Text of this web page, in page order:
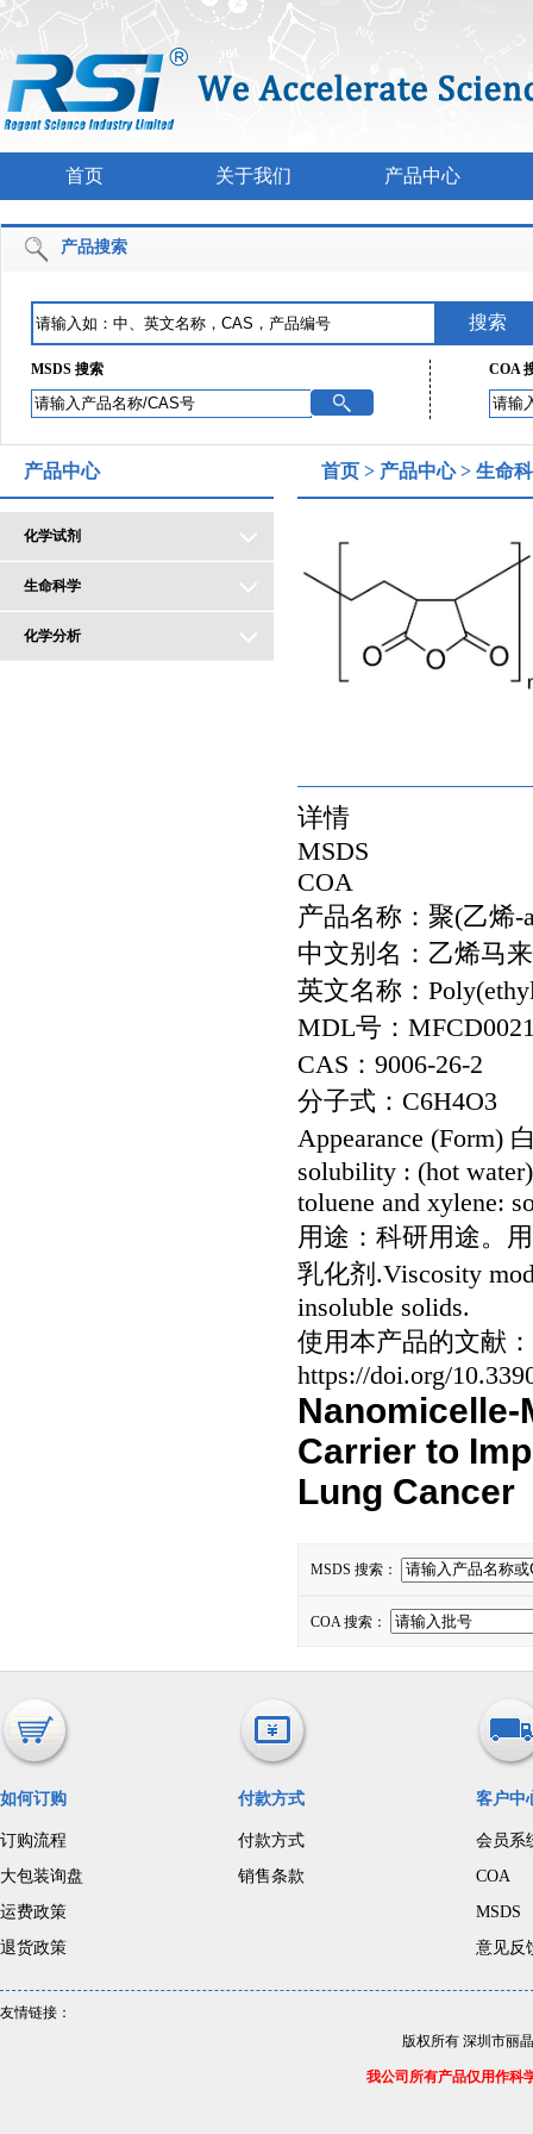
首页 关于我们 产品中心
产品搜索
MSDS 搜索 COA
产品中心
化学试剂
生命科学
化学分析
首页 > 产品中心> 生命
详情
MSDS
COA
产品名称：聚(乙烯-
中文别名：乙烯马
英文名称：
MDL号：
CAS：9006-26-2
分子式：C6H4O3
Appearance (Form)
solubility : (hot
toluene and xylene:
用途：科研用途。
乳化剂.Viscosity
insoluble solids.
使用本产品的文献：
https://doi.org/
Carrier to
Lung Cancer
MSDS 搜索：
COA 搜索：
如何订购
订购流程
大包装询盘
运费政策
退货政策
付款方式
付款方式
销售条款
客户中
会员系
COA
MSDS
意见反
友情链接：
版权所有 深圳市丽
我公司所有产品仅用作科